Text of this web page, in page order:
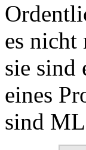
es nicht
sie sind
eines
sind